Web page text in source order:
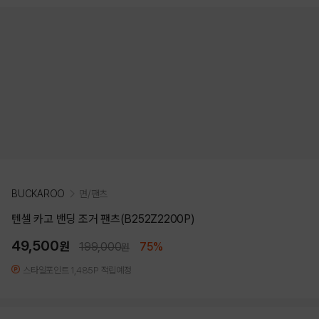
BUCKAROO 면/팬츠
텐셀 카고 밴딩 조거 팬츠(B252Z2200P)
49,500원 199,000원 75%
스타일포인트 1,485P 적립예정